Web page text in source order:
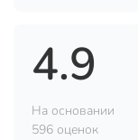
4.9
На основании
596 оценок